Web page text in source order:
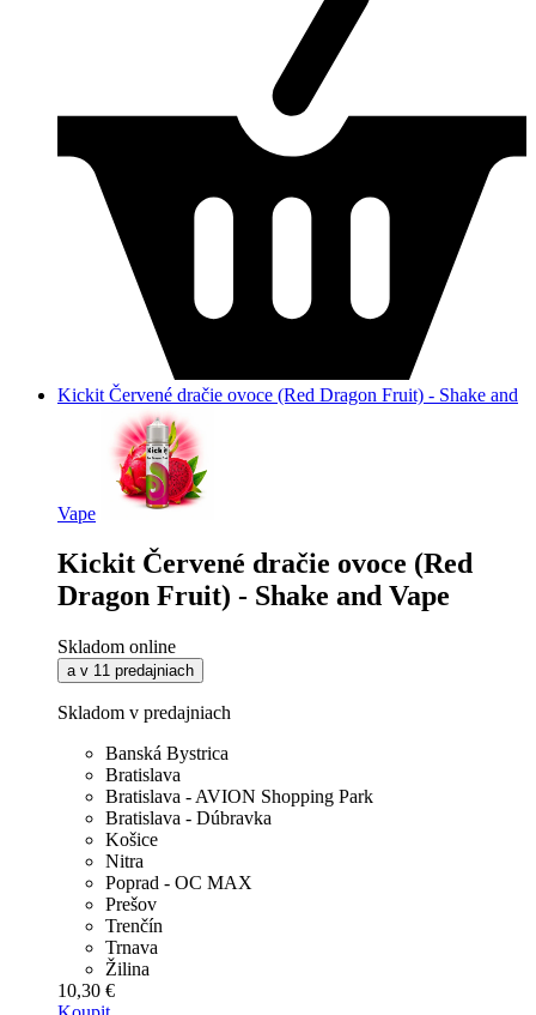
Kickit Červené dračie ovoce (Red Dragon Fruit) - Shake and
Vape
Kickit Červené dračie ovoce (Red
Dragon Fruit) - Shake and Vape
Skladom online
a v 11 predajniach
Skladom v predajniach
Banská Bystrica
Bratislava
Bratislava - AVION Shopping Park
Bratislava - Dúbravka
Košice
Nitra
Poprad - OC MAX
Prešov
Trenčín
Trnava
Žilina
10,30 €